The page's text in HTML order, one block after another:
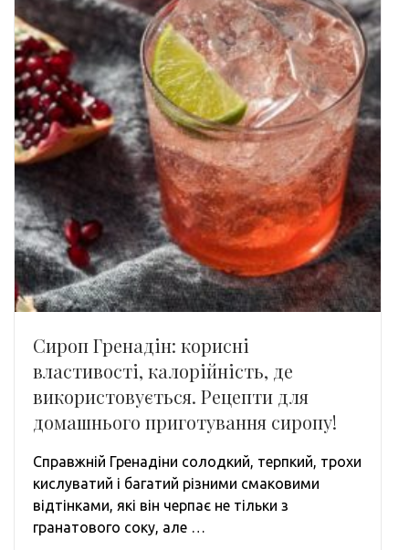
Сироп Гренадін: корисні
властивості, калорійність, де
використовується. Рецепти для
домашнього приготування сиропу!
Справжній Гренадіни солодкий, терпкий, трохи
кислуватий і багатий різними смаковими
відтінками, які він черпає не тільки з
гранатового соку, але …